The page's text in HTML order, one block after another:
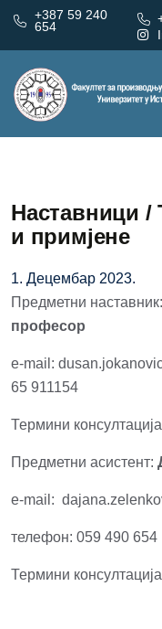
+387 59 240
654
Наставници /
и примјене
1. Децембар 2023.
Предметни наставник:
професор
e-mail:
65 911154
Термини
Предметни асистент:
e-mail:
телефон: 059 490 654
Термини